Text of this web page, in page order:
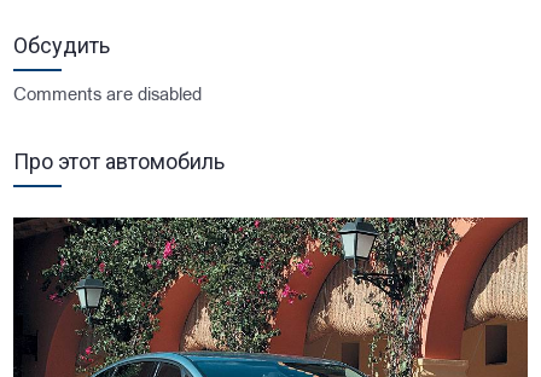
Обсудить
Comments are disabled
Про этот автомобиль